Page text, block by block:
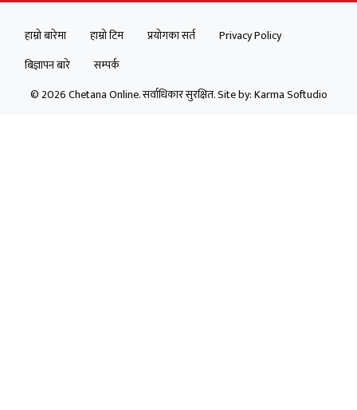
हाम्रो बारेमा हाम्रो टिम प्रयोगका सर्त
Privacy Policy
बिज्ञापन बारे
सम्पर्क
© 2026 Chetana Online. सर्वाधिकार सुरक्षित. Site by:Karma Softudio